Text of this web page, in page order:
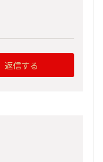
返信する